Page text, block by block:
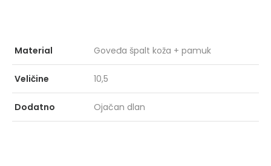
MARCUS
Material Goveđa špalt koža + pamuk
Veličine 10,5
Dodatno Ojačan dlan